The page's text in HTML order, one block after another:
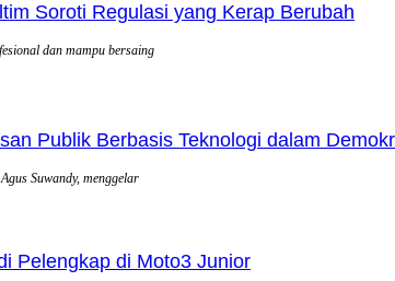
Soroti Regulasi yang Kerap Berubah
dan mampu bersaing
Publik Berbasis Teknologi dalam
Suwandy, menggelar
Pelengkap di Moto3 Junior